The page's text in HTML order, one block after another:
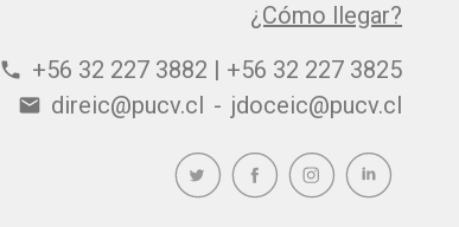
¿Cómo llegar?
phone +56 32 227 3882 | +56 32 227 3825
email direic@pucv.cl - jdoceic@pucv.cl